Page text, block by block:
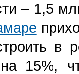
– 1,5
в
15%,